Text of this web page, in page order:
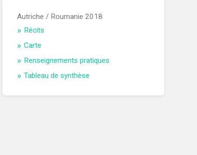
Autriche / Roumanie 2018
Récits
Carte
Renseignements pratiques
Tableau de synthèse